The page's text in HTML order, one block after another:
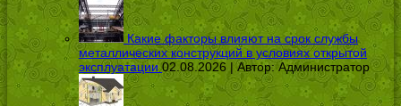
Какие факторы влияют на срок службы
металлических конструкций в условиях открытой
эксплуатации 02.08.2026 | Автор:Администратор